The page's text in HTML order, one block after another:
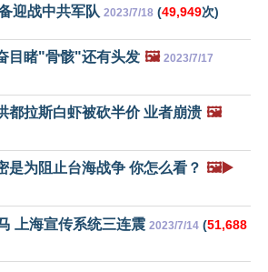
迎战中共军队 2023/7/18 (49,949次)
目睹"骨骸"还有头发 🖼️ 2023/7/17
都拉斯白虾被砍半价 业者崩溃 🖼️
是为阻止台海战争 你怎么看？ 🖼️▶️
上海宣传系统三连震 2023/7/14 (51,688